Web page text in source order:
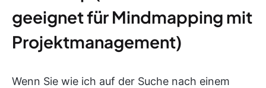
geeignet für Mindmapping mit
Projektmanagement)
Wenn Sie wie ich auf der Suche nach einem